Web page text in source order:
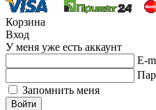
Корзина
Вход
У меня уже есть аккаунт
E-
Запомнить меня
Войти